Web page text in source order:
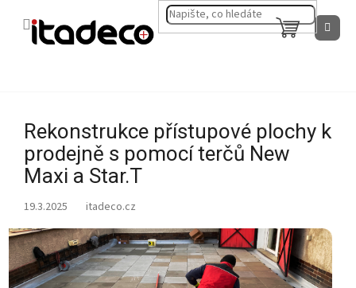
NÁKUPNÍ
KOŠÍK
Rekonstrukce přístupové plochy k
prodejně s pomocí terčů New
Maxi a Star.T
19.3.2025